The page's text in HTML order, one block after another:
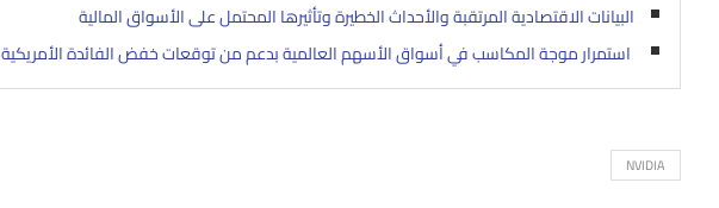
البيانات الاقتصادية المرتقبة والأحداث الخطيرة وتأثيرها المحتمل على الأسواق المالية
استمرار موجة المكاسب في أسواق الأسهم العالمية بدعم من توقعات خفض الفائدة الأمريكية
NVIDIA